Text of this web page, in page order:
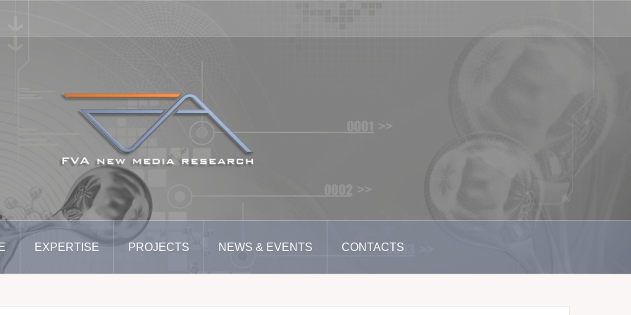
EXPERTISE PROJECTS NEWS & EVENTS CONTACTS